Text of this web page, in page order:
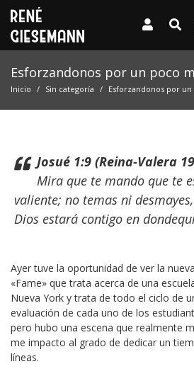
Esforzandonos por un poco
Inicio Sin categoría Esforzandonos por
Josué 1:9 (Reina-Valera
Mira que te mando que te
valiente; no temas ni
Dios estará contigo en
Ayer tuve la oportunidad de ver la
«Fame» que trata acerca de una
Nueva York y trata de todo el ciclo de
evaluación de cada uno de los
pero hubo una escena que realmente
me impacto al grado de dedicar un
líneas.